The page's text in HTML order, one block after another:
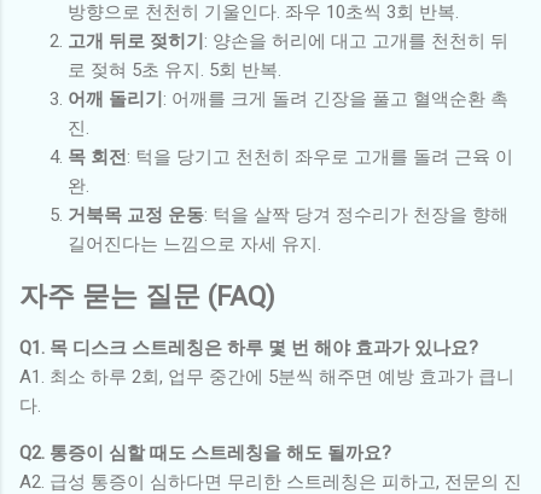
방향으로 천천히 기울인다. 좌우 10초씩 3회 반복.
고개 뒤로 젖히기 : 양손을 허리에 대고 고개를 천천히 뒤
로 젖혀 5초 유지. 5회 반복.
어깨 돌리기 : 어깨를 크게 돌려 긴장을 풀고 혈액순환 촉
진.
목 회전: 턱을 당기고 천천히 좌우로 고개를 돌려 근육 이
완.
거북목 교정 운동: 턱을 살짝 당겨 정수리가 천장을 향해
길어진다는 느낌으로 자세 유지.
자주 묻는 질문 (FAQ)
Q1. 목 디스크 스트레칭은 하루 몇 번 해야 효과가 있나요?
A1. 최소 하루 2회, 업무 중간에 5분씩 해주면 예방 효과가 큽니
다.
Q2. 통증이 심할 때도 스트레칭을 해도 될까요?
A2. 급성 통증이 심하다면 무리한 스트레칭은 피하고, 전문의 진